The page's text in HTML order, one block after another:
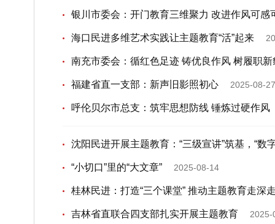
银川市委会：开门教育三维聚力 改进作风可感
海口民进多维艺术实践让主题教育“活”起来
南充市委会：循红色足迹 铸优良作风 树履职
福建省直一支部：新声旧影照初心 2025-08-
呼伦贝尔市总支：筑牢思想防线 锤炼过硬作风
沈阳民进开展主题教育：“三级宣讲”筑基，“数
“小切口”里的“大文章” 2025-08-14
桂林民进：打造“三个课堂” 推动主题教育走深
吉林省直联合四支部扎实开展主题教育 2025-